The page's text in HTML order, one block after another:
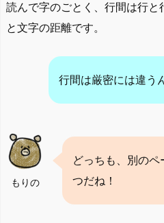
読んで字のごとく、行間は行
と文字の距離です。
行間は厳密には違う
もりの
どっちも、別の
つだね！